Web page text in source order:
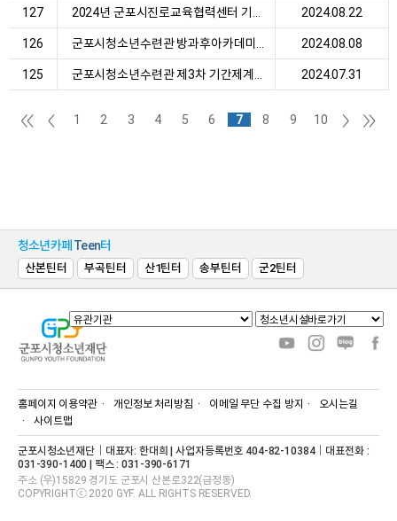
127 2024.08.22
126 2024.08.08
125 2024.07.31
1 2 3 4 5 6 7 8 9 10
청소년카페 Teen터
산본틴터 부곡틴터 산1틴터 송부틴터 군2틴터
홈페이지 이용약관 개인정보 처리방침 이메일 무단 수집 방지
오시는길
사이트맵
군포시청소년재단｜대표자: 한대희 | 사업자등록번호 404-82-10384｜대표전화 :
031-390-1400 | 팩스 : 031-390-6171
주소 (우)15829 경기도 군포시 산본로322(금정동)
COPYRIGHTⓒ 2020 GYF. ALL RIGHTS RESERVED.